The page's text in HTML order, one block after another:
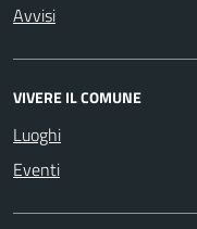
Avvisi
VIVERE IL COMUNE
Luoghi
Eventi